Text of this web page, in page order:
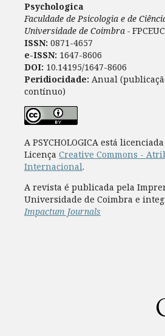
Psychologica
Faculdade de Psicologia e de
Universidade de Coimbra - FPCEUC
ISSN: 0871-4657
e-ISSN: 1647-8606
DOI: 10.14195/1647-8606
Peridiocidade: Anual
contínuo)
A PSYCHOLOGICA está
Licença Creative Commons -
Internacional.
A revista é publicada pela
Universidade de Coimbra e
Impactum Journals